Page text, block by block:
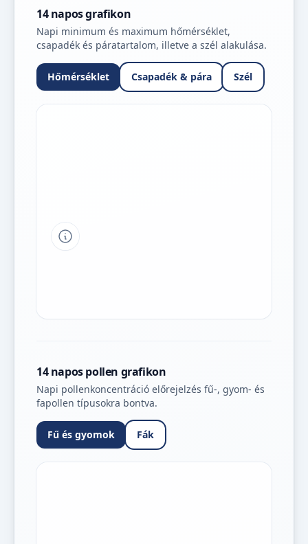
14 napos grafikon
Napi minimum és maximum hőmérséklet,
csapadék és páratartalom, illetve a szél alakulása.
Hőmérséklet Csapadék & pára Szél
Tipp a grafikon jelmagyarázatához
14 napos pollen grafikon
Napi pollenkoncentráció előrejelzés fű-, gyom- és
fapollen típusokra bontva.
Fű és gyomok Fák